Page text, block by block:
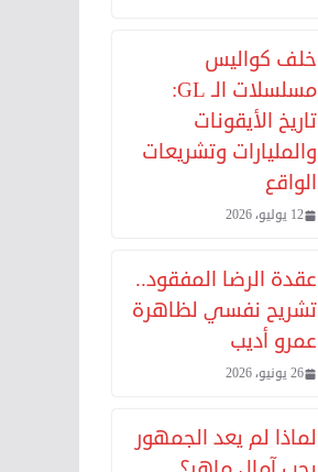
خلف كواليس
مسلسلات الـ GL:
تاريخ الأيقونات
والمليارات وتشريعات
الواقع
12 يوليو، 2026
عقدة الرضا المفقود..
تشريح نفسي لظاهرة
عمرو أديب
26 يونيو، 2026
لماذا لم يعد الجمهور